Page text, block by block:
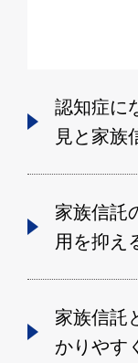
認知症に
見と家族
家族信託
用を抑え
家族信託
かりやす